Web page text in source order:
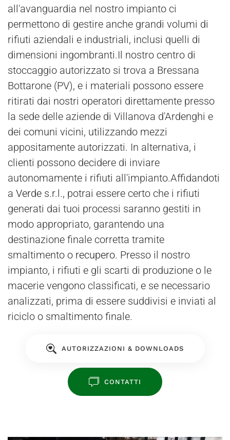
all'avanguardia nel nostro impianto ci
permettono di gestire anche grandi volumi di
rifiuti aziendali e industriali, inclusi quelli di
dimensioni ingombranti.Il nostro centro di
stoccaggio autorizzato si trova a Bressana
Bottarone (PV), e i materiali possono essere
ritirati dai nostri operatori direttamente presso
la sede delle aziende di Villanova d'Ardenghi e
dei comuni vicini, utilizzando mezzi
appositamente autorizzati. In alternativa, i
clienti possono decidere di inviare
autonomamente i rifiuti all'impianto.Affidandoti
a Verde s.r.l., potrai essere certo che i rifiuti
generati dai tuoi processi saranno gestiti in
modo appropriato, garantendo una
destinazione finale corretta tramite
smaltimento o recupero. Presso il nostro
impianto, i rifiuti e gli scarti di produzione o le
macerie vengono classificati, e se necessario
analizzati, prima di essere suddivisi e inviati al
riciclo o smaltimento finale.
AUTORIZZAZIONI & DOWNLOADS
CONTATTI